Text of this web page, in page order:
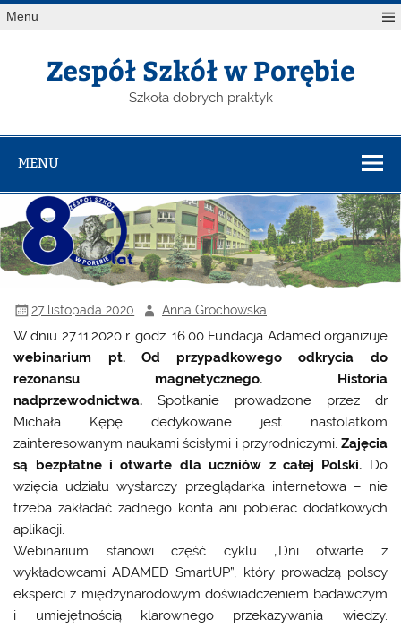
Menu
Zespół Szkół w Porębie
Szkoła dobrych praktyk
MENU
27 listopada 2020 Anna Grochowska
W dniu 27.11.2020 r. godz. 16.00 Fundacja Adamed organizuje
webinarium pt. Od przypadkowego odkrycia do
rezonansu magnetycznego. Historia
nadprzewodnictwa. Spotkanie prowadzone przez dr
Michała Kępę dedykowane jest nastolatkom
zainteresowanym naukami ścisłymi i przyrodniczymi. Zajęcia
są bezpłatne i otwarte dla uczniów z całej Polski.
Do
wzięcia udziału wystarczy przeglądarka internetowa – nie
trzeba zakładać żadnego konta ani pobierać dodatkowych
aplikacji.
Webinarium stanowi część cyklu „Dni otwarte z
wykładowcami ADAMED SmartUP”, który prowadzą polscy
eksperci z międzynarodowym doświadczeniem badawczym
i umiejętnością klarownego przekazywania wiedzy.